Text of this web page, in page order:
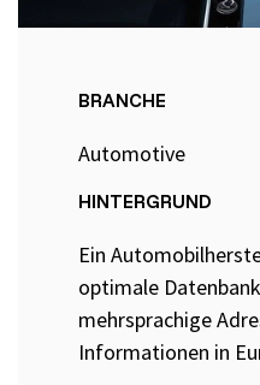
Xray Essentials
TestSolutions Originals
BRANCHE
Automotive
HINTERGRUND
Ein
optimale
mehrsprachige
Informationen in